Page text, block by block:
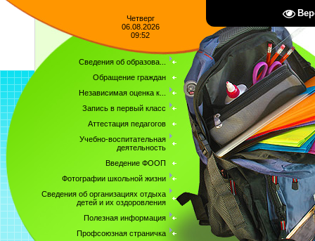
Четверг
06.08.2026
09:52
Сведения об образова...
Обращение граждан
Независимая оценка к...
Запись в первый класс
Аттестация педагогов
Учебно-воспитательная
деятельность
Введение ФООП
Фотографии школьной жизни
Сведения об организациях отдыха
детей и их оздоровления
Полезная информация
Профсоюзная страничка